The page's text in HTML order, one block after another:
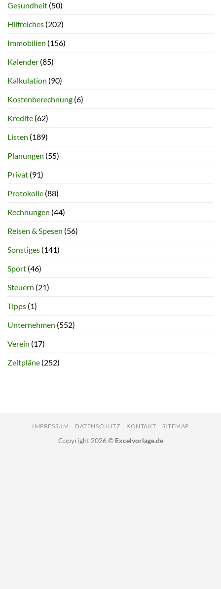
Gesundheit (50)
Hilfreiches (202)
Immobilien (156)
Kalender (85)
Kalkulation (90)
Kostenberechnung (6)
Kredite (62)
Listen (189)
Planungen (55)
Privat (91)
Protokolle (88)
Rechnungen (44)
Reisen & Spesen (56)
Sonstiges (141)
Sport (46)
Steuern (21)
Tipps (1)
Unternehmen (552)
Verein (17)
Zeitpläne (252)
IMPRESSUM DATENSCHUTZ KONTAKT SITEMAP
Copyright 2026 © Excelvorlage.de